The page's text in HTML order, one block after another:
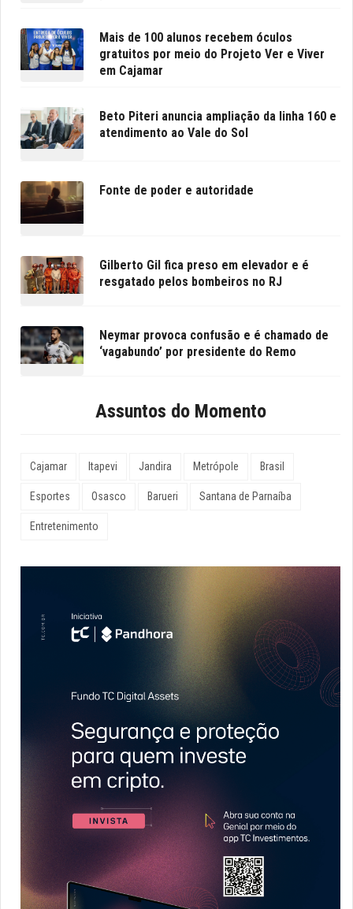
Mais de 100 alunos recebem óculos
gratuitos por meio do Projeto Ver e Viver
em Cajamar
Beto Piteri anuncia ampliação da linha 160 e
atendimento ao Vale do Sol
Fonte de poder e autoridade
Gilberto Gil fica preso em elevador e é
resgatado pelos bombeiros no RJ
Neymar provoca confusão e é chamado de
‘vagabundo’ por presidente do Remo
Assuntos do Momento
Cajamar Itapevi Jandira Metrópole Brasil
Esportes Osasco Barueri Santana de Parnaíba
Entretenimento